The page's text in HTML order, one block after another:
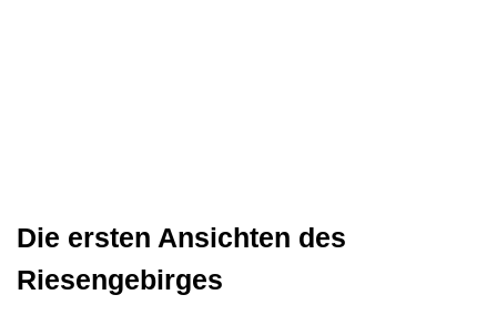
Die ersten Ansichten des
Riesengebirges